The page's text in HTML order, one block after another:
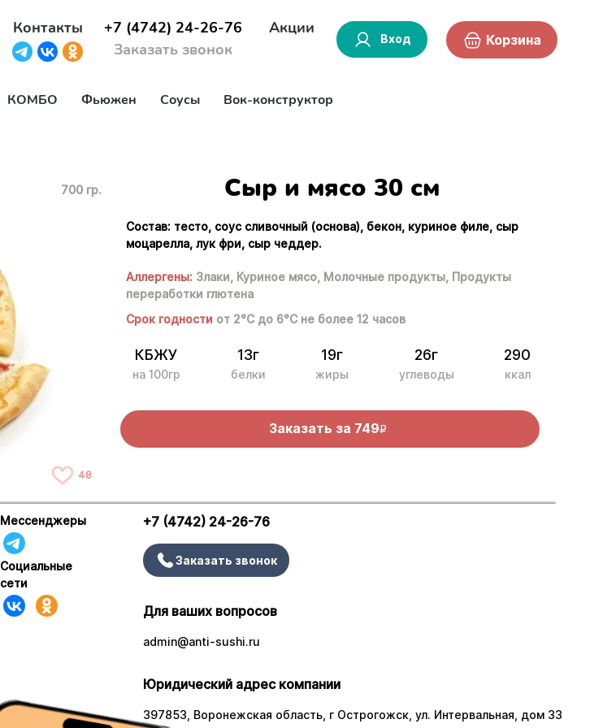
Контакты
+7 (4742) 24-26-76
Заказать звонок
Акции
Вход Корзина
КОМБО Фьюжен Соусы Вок-конструктор
700 гр.
48
Сыр и мясо 30 см
Состав: тесто, соус сливочный (основа), бекон, куриное филе, сыр
моцарелла, лук фри, сыр чеддер.
Аллергены: Злаки, Куриное мясо, Молочные продукты, Продукты
переработки глютена
Срок годности от 2°С до 6°С не более 12 часов
КБЖУ
на 100гр
13г
белки
19г
жиры
26г
углеводы
290
ккал
Заказать за 749R
Мессенджеры
Социальные
сети
+7 (4742) 24-26-76
Заказать звонок
Для ваших вопросов
admin@anti-sushi.ru
Юридический адрес компании
397853, Воронежская область, г Острогожск, ул. Интервальная, дом 33